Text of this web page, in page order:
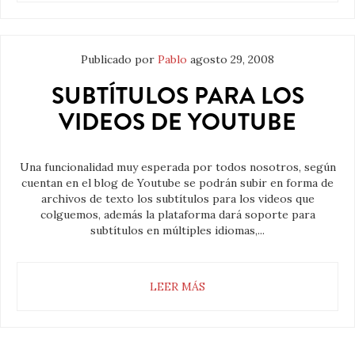
Publicado por Pablo agosto 29, 2008
SUBTÍTULOS PARA LOS
VIDEOS DE YOUTUBE
Una funcionalidad muy esperada por todos nosotros, según
cuentan en el blog de Youtube se podrán subir en forma de
archivos de texto los subtítulos para los videos que
colguemos, además la plataforma dará soporte para
subtítulos en múltiples idiomas,...
LEER MÁS